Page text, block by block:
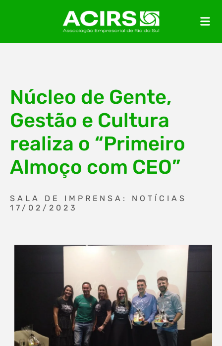
Núcleo de Gente,
Gestão e Cultura
realiza o “Primeiro
Almoço com CEO”
SALA DE IMPRENSA: NOTÍCIAS
17/02/2023